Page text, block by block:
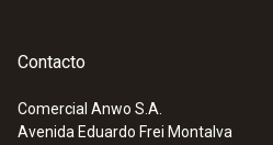
Contacto
Comercial Anwo S.A.
Avenida Eduardo Frei Montalva